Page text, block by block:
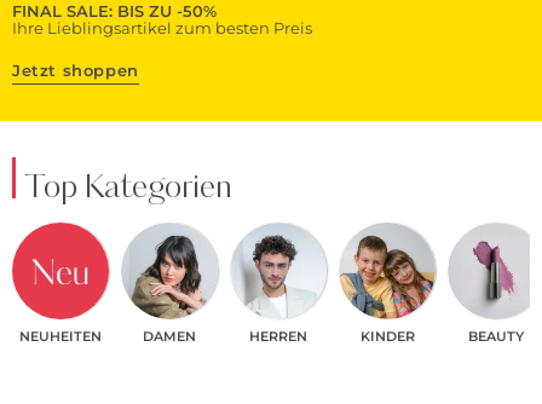
FINAL SALE: BIS ZU -50%
Ihre Lieblingsartikel zum besten Preis
Jetzt shoppen
Top Kategorien
NEUHEITEN DAMEN HERREN KINDER BEAUTY